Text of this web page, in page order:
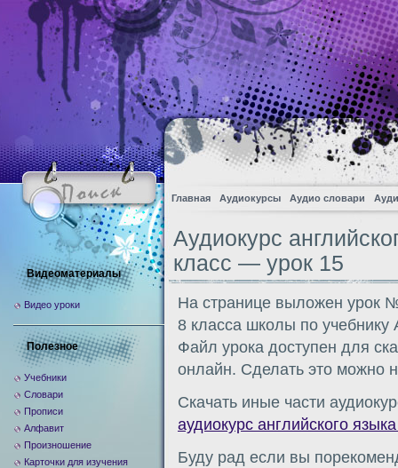
Главная Аудиокурсы Аудио словари
Аудиокурс
класс — урок 15
На странице выложен урок
8 класса школы по
Файл урока доступен для
онлайн. Сделать это можно
Скачать иные части
аудиокурс английского
Буду рад если вы
Видеоматериалы
Видео уроки
Полезное
Учебники
Словари
Прописи
Алфавит
Произношение
Карточки для изучения